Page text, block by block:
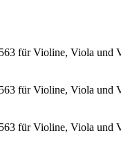
für Violine, Viola und
für Violine, Viola und
für Violine, Viola und